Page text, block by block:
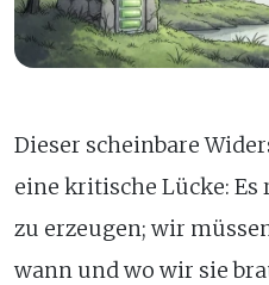
Dieser scheinbare
eine kritische Lücke:
zu erzeugen; wir
wann und wo wir sie